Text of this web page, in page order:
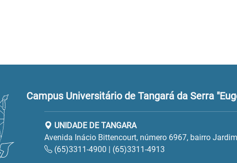
Campus Universitário de Tangará da Serra
UNIDADE DE TANGARA
Avenida Inácio Bittencourt, número 6967, bairro
(65)3311-4900 | (65)3311-4913